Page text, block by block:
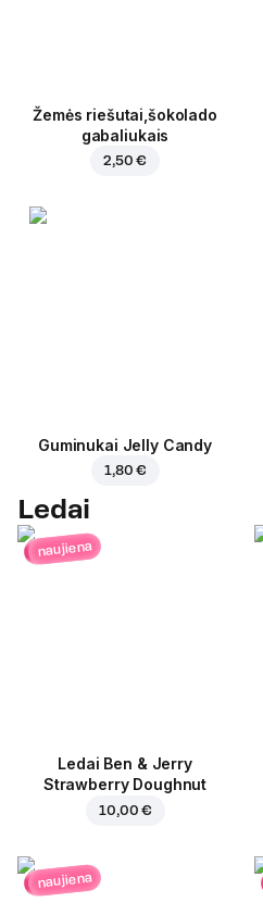
Žemės riešutai,šokolado
gabaliukais
2,50 €
Guminukai Jelly Candy
1,80 €
Ledai
naujiena
Ledai Ben & Jerry
Strawberry Doughnut
10,00 €
naujiena